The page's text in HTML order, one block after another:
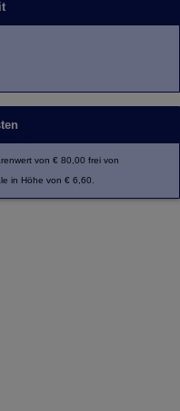
von € 80,00 frei von
in Höhe von € 6,60.